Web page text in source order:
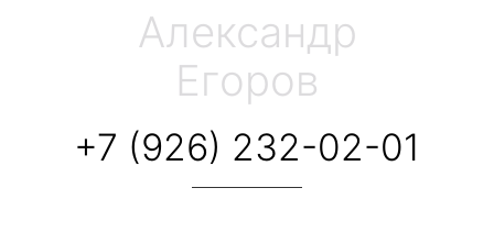
Александр
Егоров
+7 (926) 232-02-01